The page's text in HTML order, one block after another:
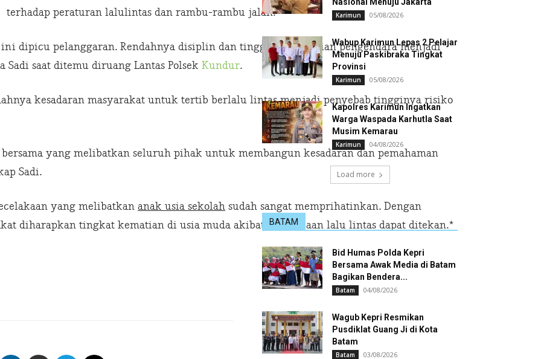
terhadap peraturan lalulintas dan rambu-rambu jalan.
dipicu pelanggaran. Rendahnya disiplin dan tingginya kelalaian pengendara menjadi
saat ditemu diruang Lantas Polsek Kundur.
kesadaran masyarakat untuk tertib berlalu lintas menjadi penyebab tingginya risiko
yang melibatkan seluruh pihak untuk membangun kesadaran dan pemahaman
Sadi.
yang melibatkan anak usia sekolah sudah sangat memprihatinkan. Dengan
diharapkan tingkat kematian di usia muda akibat kecelakaan lalu lintas dapat ditekan.*
Karimun 05/08/2026
Wabup Karimun Lepas 2 Pelajar
Menuju Paskibraka Tingkat
Provinsi
Karimun 05/08/2026
Kapolres Karimun Ingatkan
Warga Waspada Karhutla Saat
Musim Kemarau
Karimun 04/08/2026
Load more
BATAM
Bid Humas Polda Kepri
Bersama Awak Media di Batam
Bagikan Bendera...
Batam 04/08/2026
Wagub Kepri Resmikan
Pusdiklat Guang Ji di Kota
Batam
Batam 03/08/2026